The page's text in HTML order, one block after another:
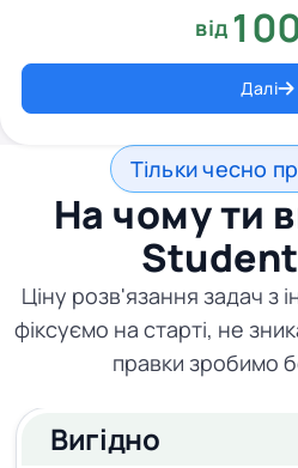
від
Далі
Тільки чесно
На чому ти
Ціну розв'язання задач з
фіксуємо на старті, не
правки зробимо
Вигідно